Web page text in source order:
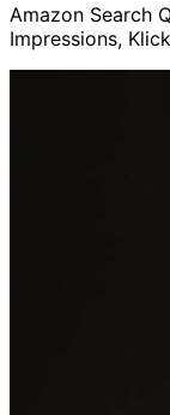
Amazon Search
Impressions,